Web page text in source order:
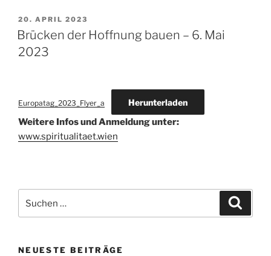
VERÖFFENTLICHT
AM
20. APRIL 2023
Brücken der Hoffnung bauen – 6. Mai
2023
Europatag_2023_Flyer_a Herunterladen
Weitere Infos und Anmeldung unter:
www.spiritualitaet.wien
nach:
NEUESTE BEITRÄGE